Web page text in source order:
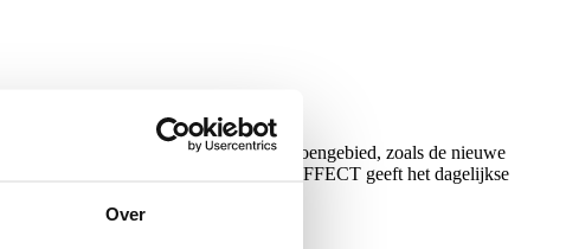
Over
uit sport en sport. Veiligheidsschoengebied, zoals de nieuwe
penetratiebescherming. URBAN EFFECT geeft het dagelijkse